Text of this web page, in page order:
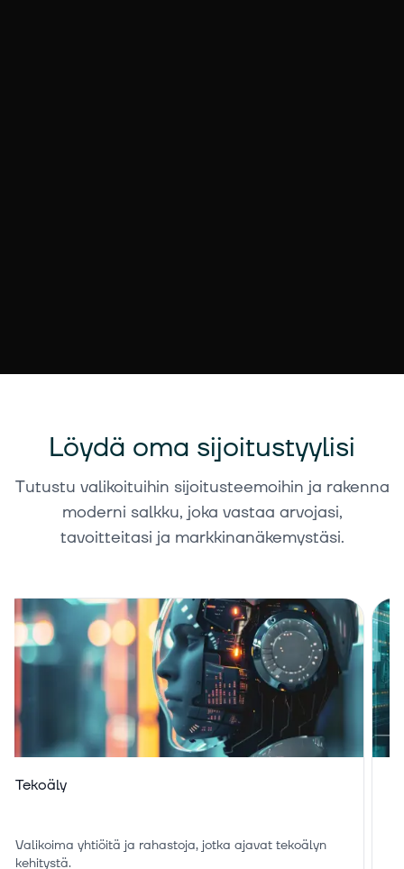
Löydä oma sijoitustyylisi
Tutustu valikoituihin sijoitusteemoihin ja rakenna
moderni salkku, joka vastaa arvojasi,
tavoitteitasi ja markkinanäkemystäsi.
Tekoäly
Valikoima yhtiöitä ja rahastoja, jotka ajavat tekoälyn
kehitystä.